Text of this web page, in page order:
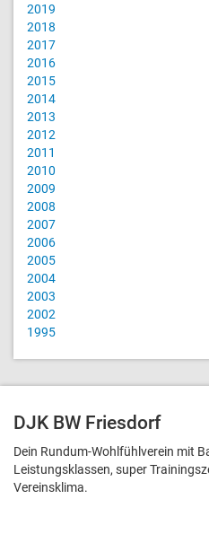
2019
2018
2017
2016
2015
2014
2013
2012
2011
2010
2009
2008
2007
2006
2005
2004
2003
2002
1995
DJK BW Friesdorf
Dein Rundum-Wohlfühlverein mit
Leistungsklassen, super
Vereinsklima.